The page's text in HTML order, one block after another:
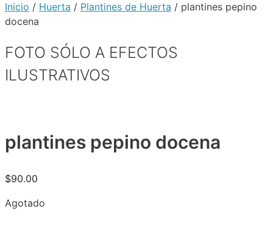
Inicio / Huerta / Plantines de Huerta / plantines pepino
docena
FOTO SÓLO A EFECTOS
ILUSTRATIVOS
plantines pepino docena
$90.00
Agotado